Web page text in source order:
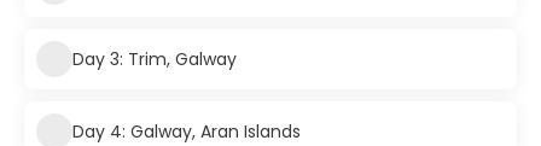
Day 3: Trim, Galway
Day 4: Galway, Aran Islands